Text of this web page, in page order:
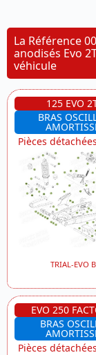
La Référence
anodisés Evo
véhicule
125 EVO
BRAS
Pièces
TRIAL-EVO
EVO 250
BRAS
Pièces